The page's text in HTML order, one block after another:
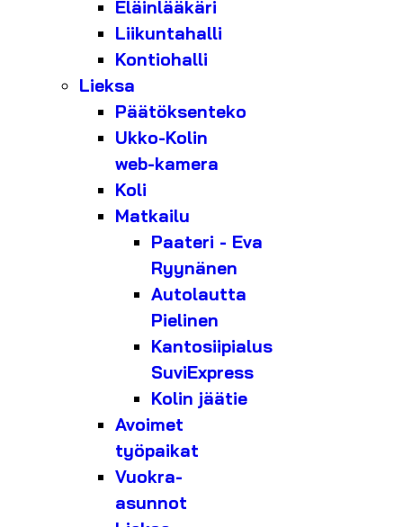
Eläinlääkäri
Liikuntahalli
Kontiohalli
Lieksa
Päätöksenteko
Ukko-Kolin
web-kamera
Koli
Matkailu
Paateri - Eva
Ryynänen
Autolautta
Pielinen
Kantosiipialus
SuviExpress
Kolin jäätie
Avoimet
työpaikat
Vuokra-
asunnot